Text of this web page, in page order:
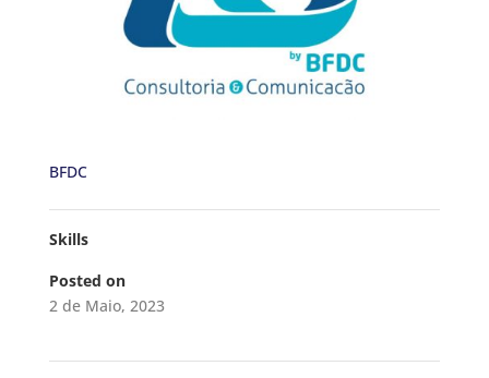
BFDC
Skills
Posted on
2 de Maio, 2023